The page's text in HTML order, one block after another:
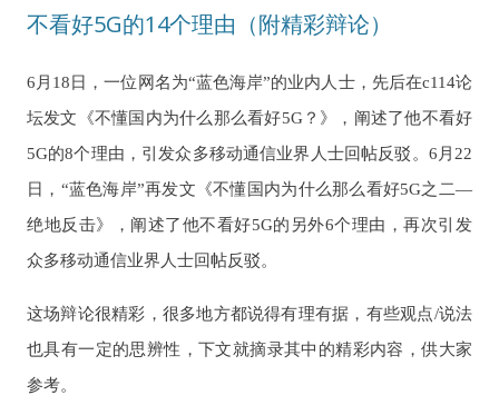
不看好5G的14个理由（附精彩辩论）
6月18日，一位网名为“蓝色海岸”的业内人士，先后在c114论
坛发文《不懂国内为什么那么看好5G？》，阐述了他不看好
5G的8个理由，引发众多移动通信业界人士回帖反驳。6月22
日，“蓝色海岸”再发文《不懂国内为什么那么看好5G之二—
绝地反击》，阐述了他不看好5G的另外6个理由，再次引发
众多移动通信业界人士回帖反驳。
这场辩论很精彩，很多地方都说得有理有据，有些观点/说法
也具有一定的思辨性，下文就摘录其中的精彩内容，供大家
参考。